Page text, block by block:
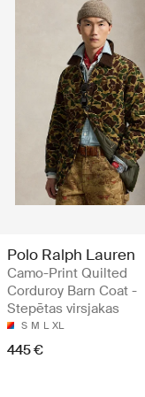
Polo Ralph Lauren
Camo-Print Quilted
Corduroy Barn Coat -
Stepētas virsjakas
S M L XL
445 €